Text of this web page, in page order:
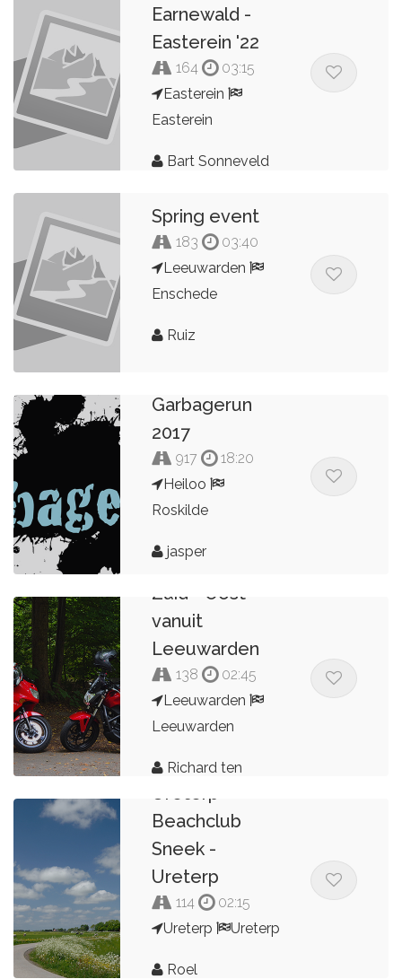
Earnewald -
Easterein '22
164
03:15
Easterein
Easterein
Bart Sonneveld
Spring event
183
03:40
Leeuwarden
Enschede
Ruiz
Garbagerun
2017
917
18:20
Heiloo
Roskilde
jasper
Ronde richting
Zuid - Oost
vanuit
Leeuwarden
138
02:45
Leeuwarden
Leeuwarden
Richard ten
Ureterp -
Beachclub
Sneek -
Ureterp
114
02:15
Ureterp
Ureterp
Roel